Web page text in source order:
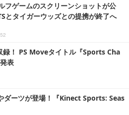
フゲームのスクリーンショットが公
とタイガーウッズとの提携が終了へ
録！ PS Moveタイトル『Sports Cha
表
ダーツが登場！『Kinect Sports: Seas